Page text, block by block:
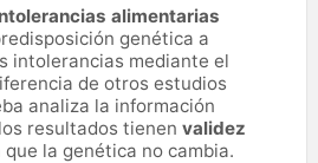
alimentarias
genética a
intolerancias mediante el
de otros estudios
analiza la información
resultados tienen validez
que la genética no cambia.